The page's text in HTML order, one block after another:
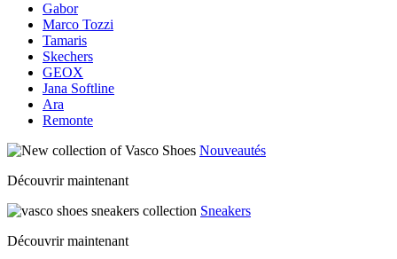
Gabor
Marco Tozzi
Tamaris
Skechers
GEOX
Jana Softline
Ara
Remonte
Nouveautés
Découvrir maintenant
Sneakers
Découvrir maintenant